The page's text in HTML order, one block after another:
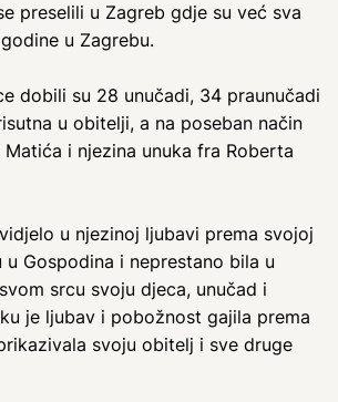
preselili u Zagreb gdje su već sva
u Zagrebu.
dobili su 28 unučadi, 34 praunučadi
u obitelji, a na poseban način
i njezina unuka fra Roberta
u njezinoj ljubavi prema svojoj
Gospodina i neprestano bila u
srcu svoju djeca, unučad i
je ljubav i pobožnost gajila prema
svoju obitelj i sve druge